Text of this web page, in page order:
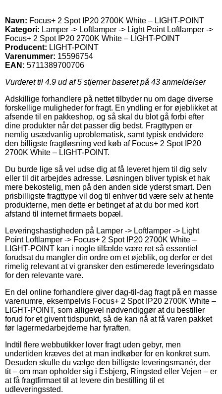
Navn: Focus+ 2 Spot IP20 2700K White – LIGHT-POINT
Kategori: Lamper -> Loftlamper -> Light Point Loftlamper ->
Focus+ 2 Spot IP20 2700K White – LIGHT-POINT
Producent: LIGHT-POINT
Varenummer: 15596754
EAN: 5711389700706
Vurderet til 4.9 ud af 5 stjerner baseret på 43 anmeldelser
Adskillige forhandlere på nettet tilbyder nu om dage diverse
forskellige muligheder for fragt. En yndling er for øjeblikket at
afsende til en pakkeshop, og så skal du blot gå forbi efter
dine produkter når det passer dig bedst. Fragttypen er
nemlig usædvanlig uproblematisk, samt typisk endvidere
den billigste fragtløsning ved køb af Focus+ 2 Spot IP20
2700K White – LIGHT-POINT.
Du burde lige så vel udse dig at få leveret hjem til dig selv
eller til dit arbejdes adresse. Løsningen bliver typisk et hak
mere bekostelig, men på den anden side yderst smart. Den
prisbilligste fragttype vil dog til enhver tid være selv at hente
produkterne, men dette er betinget af at du bor med kort
afstand til internet firmaets bopæl.
Leveringshastigheden på Lamper -> Loftlamper -> Light
Point Loftlamper -> Focus+ 2 Spot IP20 2700K White –
LIGHT-POINT kan i nogle tilfælde være ret så essentiel
forudsat du mangler din ordre om et øjeblik, og derfor er det
rimelig relevant at vi gransker den estimerede leveringsdato
for den relevante vare.
En del online forhandlere giver dag-til-dag fragt på en masse
varenumre, eksempelvis Focus+ 2 Spot IP20 2700K White –
LIGHT-POINT, som alligevel nødvendiggør at du bestiller
forud for et givent tidspunkt, så de kan nå at få varen pakket
før lagermedarbejderne har fyraften.
Indtil flere webbutikker lover fragt uden gebyr, men
undertiden kræves det at man indkøber for en konkret sum.
Desuden skulle du vælge den billigste leveringsmanér, der
tit – om man opholder sig i Esbjerg, Ringsted eller Vejen – er
at få fragtfirmaet til at levere din bestilling til et
udleveringssted.